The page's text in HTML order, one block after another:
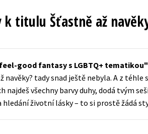
New Adult
Populárně - naučná pro dospělé
Populárně - naučné pro děti
titulu Šťastně až
good fantasy s LGBTQ+ tematikou
tady snad ještě nebyla. A z téhle
najdeš všechny barvy duhy, dodá tvým
životní lásky – to si prostě žádá